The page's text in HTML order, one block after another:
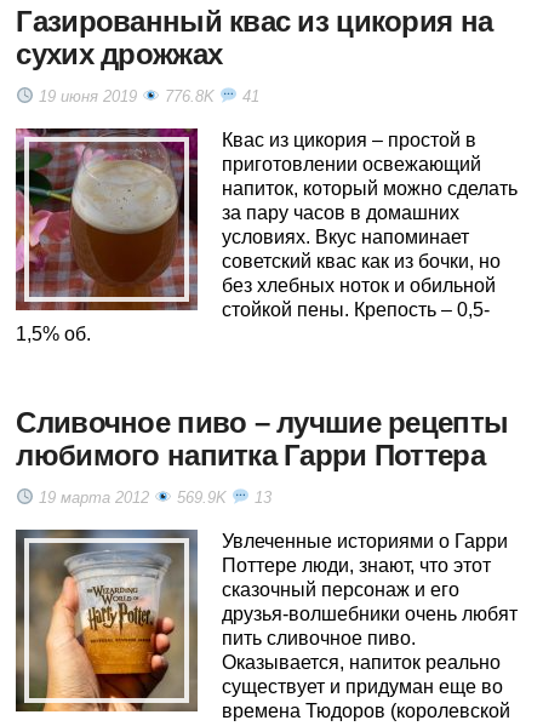
Газированный квас из цикория на
сухих дрожжах
19 июня 2019 776.8K 41
Квас из цикория – простой в
приготовлении освежающий
напиток, который можно сделать
за пару часов в домашних
условиях. Вкус напоминает
советский квас как из бочки, но
без хлебных ноток и обильной
стойкой пены. Крепость – 0,5-
1,5% об.
Сливочное пиво – лучшие рецепты
любимого напитка Гарри Поттера
19 марта 2012 569.9K 13
Увлеченные историями о Гарри
Поттере люди, знают, что этот
сказочный персонаж и его
друзья-волшебники очень любят
пить сливочное пиво.
Оказывается, напиток реально
существует и придуман еще во
времена Тюдоров (королевской